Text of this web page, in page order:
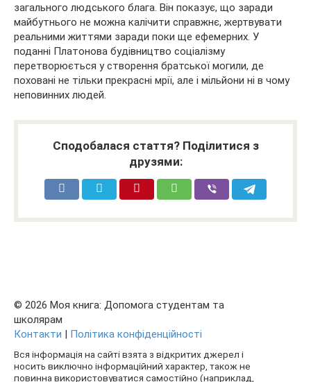
загального людського блага. Він показує, що заради
майбутнього не можна калічити справжнє, жертвувати
реальними життями заради поки ще ефемерних. У
поданні Платонова будівництво соціалізму
перетворюється у створення братської могили, де
поховані не тільки прекрасні мрії, але і мільйони ні в чому
неповинних людей.
Сподобалася стаття? Поділитися з
друзями:
© 2026 Моя книга: Допомога студентам та
школярам
Контакти | Політика конфіденційності
Вся інформація на сайті взята з відкритих джерел і
носить виключно інформаційний характер, також не
повинна використовуватися самостійно (наприклад,